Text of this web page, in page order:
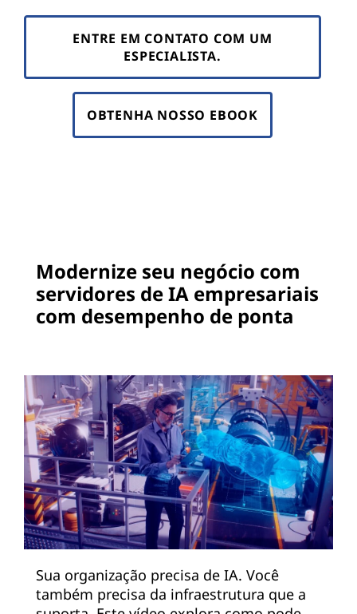
ENTRE EM CONTATO COM UM
ESPECIALISTA.
OBTENHA NOSSO EBOOK
Modernize seu negócio com
servidores de IA empresariais
com desempenho de ponta
Sua organização precisa de IA. Você
também precisa da infraestrutura que a